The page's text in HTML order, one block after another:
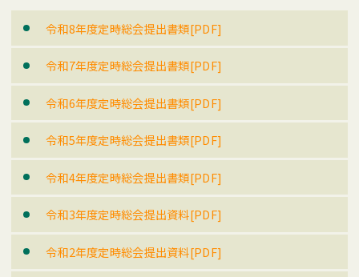
令和8年度定時総会提出書類[PDF]
令和7年度定時総会提出書類[PDF]
令和6年度定時総会提出書類[PDF]
令和5年度定時総会提出書類[PDF]
令和4年度定時総会提出書類[PDF]
令和3年度定時総会提出資料[PDF]
令和2年度定時総会提出資料[PDF]